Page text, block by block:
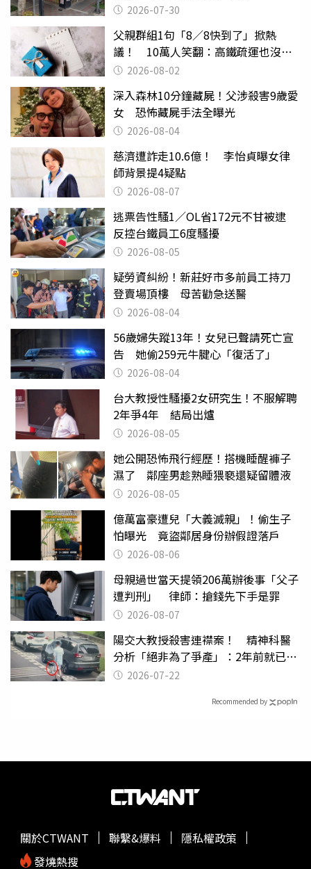
2026-07-30
父親群組1句「8／8快到了」掀熱
議！ 10萬人笑翻：高鐵疏運也沒列
父親節
2026-08-02
深入森林10分鐘藏屍！父涉殺害9歲愛
女 恐怖藏屍手法全曝光
2026-08-04
慈濟遭詐走10.6億！ 李怡貞曝女律
師背景提4疑點
2026-08-07
逃票告性騷1／OL省172元不甘被逮
反控台鐵員工6度騷擾
2026-08-05
疑勞資糾紛！新莊好市多前員工持刀
登賣場頂樓 母苦勸急送醫
2026-08-04
56歲婦失蹤13年！女兒已聲請死亡宣
告 她偷259元牛腱心「復活了」
2026-08-04
台大教授性騷擾2女研究生！不服解聘
2年爭4年 結局出爐
2026-08-05
她公開恐怖飛行經歷！搭機睡醒褲子
濕了 鄰座男趁熟睡猥褻還疑留體液
2026-08-05
億萬富豪遭兒「大義滅親」！偷生子
怕曝光 竟盜鄰居身份辦假證落戶
2026-08-06
母親過世當天提領206萬辦後事「父子
遭判刑」 律師：搶錢先下手是罪
2026-08-07
陽交大教授殺害連襟案！ 精神科醫
分析「絕非為了爭產」：2年前就已言
行詭異
2026-07-22
Recommended by
關於CTWANT 聯繫&爆料
隱私權政策
發燒熱搜